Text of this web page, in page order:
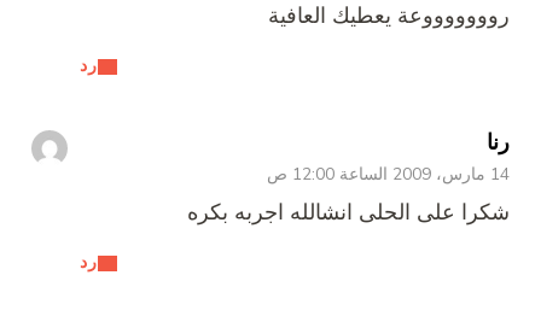
رد
روووووووعة يعطيك العافية
رنا
14 مارس، 2009 الساعة 12:00 ص
رد
شكرا على الحلى انشالله اجربه بكره